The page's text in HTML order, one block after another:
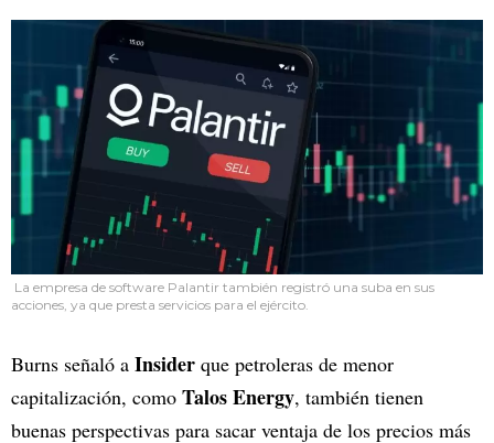
La empresa de software Palantir también registró una suba en sus
acciones, ya que presta servicios para el ejército.
Burns señaló a Insider que petroleras de menor
capitalización, como Talos Energy, también tienen
buenas perspectivas para sacar ventaja de los precios más